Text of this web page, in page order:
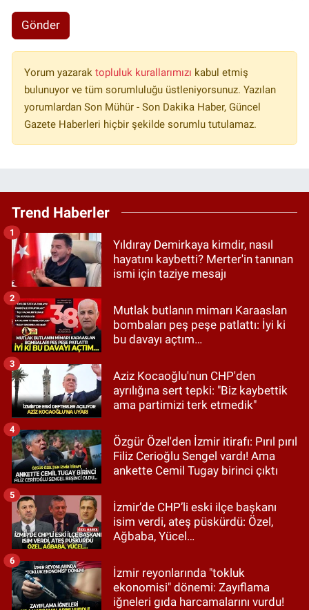
Gönder
Yorum yazarak topluluk kurallarımızı kabul etmiş
bulunuyor ve tüm sorumluluğu üstleniyorsunuz. Yazılan
yorumlardan Son Mühür - Son Dakika Haber, Güncel
Gazete Haberleri hiçbir şekilde sorumlu tutulamaz.
Trend Haberler
Yıldıray Demirkaya kimdir, nasıl
hayatını kaybetti? Merter'in tanınan
ismi için taziye mesajı
1
Mutlak butlanın mimarı Karaaslan
bombaları peş peşe patlattı: İyi ki
bu davayı açtım…
2
Aziz Kocaoğlu'nun CHP'den
ayrılığına sert tepki: "Biz kaybettik
ama partimizi terk etmedik"
3
Özgür Özel'den İzmir itirafı: Pırıl pırıl
Filiz Cerioğlu Sengel vardı! Ama
ankette Cemil Tugay birinci çıktı
4
İzmir’de CHP’li eski ilçe başkanı
isim verdi, ateş püskürdü: Özel,
Ağbaba, Yücel…
5
İzmir reyonlarında "tokluk
ekonomisi" dönemi: Zayıflama
iğneleri gıda harcamalarını vurdu!
6